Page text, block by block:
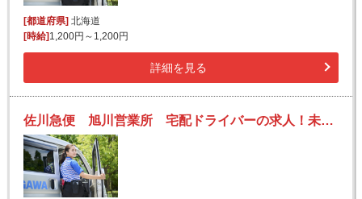
[都道府県]北海道
[時給]1,200円～1,200円
詳細を見る
佐川急便 旭川営業所 宅配ドライバーの求人！未経験歓迎！先輩たちがサポートします♪